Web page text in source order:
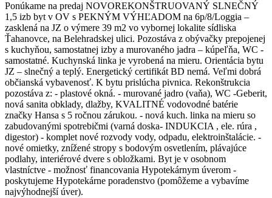
Ponúkame na predaj NOVOREKONŠTRUOVANÝ SLNEČNÝ
1,5 izb byt v OV s PEKNÝM VÝHĽADOM na 6p/8/Loggia –
zasklená na JZ o výmere 39 m2 vo vybornej lokalite sídliska
Ťahanovce, na Belehradskej ulici. Pozostáva z obývačky prepojenej
s kuchyňou, samostatnej izby a murovaného jadra – kúpeľňa, WC -
samostatné. Kuchynská linka je vyrobená na mieru. Orientácia bytu
JZ – slnečný a teplý. Energetický certifikát BD nemá. Veľmi dobrá
občianská vybavenosť. K bytu prislúcha pivnica. Rekonštrukcia
pozostáva z: - plastové okná. - murované jadro (vaňa), WC -Geberit,
nová sanita obklady, dlažby, KVALITNÉ vodovodné batérie
značky Hansa s 5 ročnou zárukou. - nová kuch. linka na mieru so
zabudovanými spotrebičmi (varná doska- INDUKCIA , ele. rúra ,
digestor) - komplet nové rozvody vody, odpadu, elektroinštalácie. -
nové omietky, znížené stropy s bodovým osvetlením, plávajúce
podlahy, interiérové dvere s obložkami. Byt je v osobnom
vlastníctve - možnosť financovania Hypotekárnym úverom -
poskytujeme Hypotekárne poradenstvo (pomôžeme a vybavíme
najvýhodnejší úver).